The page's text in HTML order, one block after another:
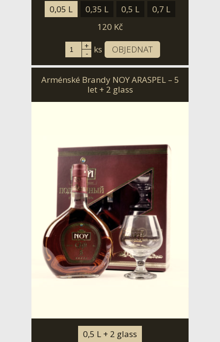
0,05 L 0,35 L 0,5 L
0,7 L
120 Kč
+
- ks OBJEDNAT
Arménské Brandy NOY ARASPEL – 5
let + 2 glass
0,5 L + 2 glass